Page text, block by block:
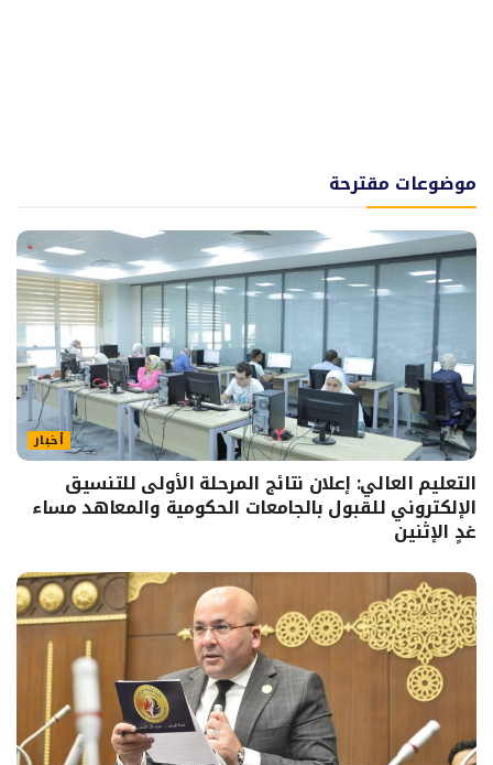
موضوعات مقترحة
أخبار
التعليم العالي: إعلان نتائج المرحلة الأولى للتنسيق
الإلكتروني للقبول بالجامعات الحكومية والمعاهد مساء
غدٍ الإثنين